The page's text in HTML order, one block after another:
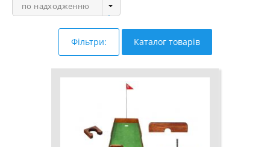
по надходженню
Фільтри: Каталог товарів